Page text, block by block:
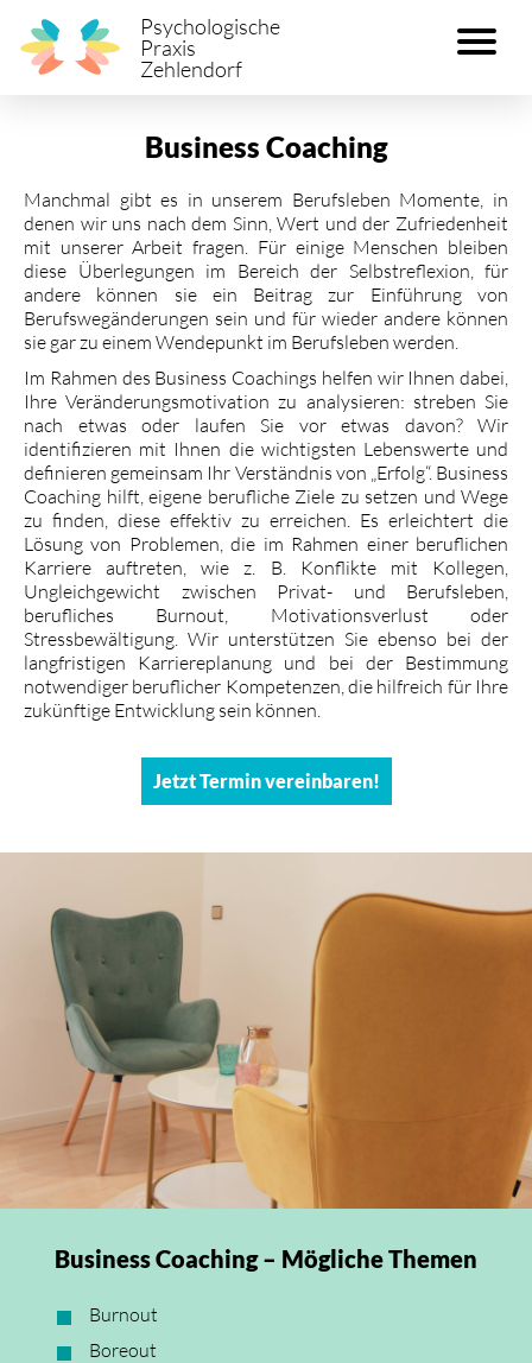
Psychologische
Praxis
Zehlendorf
Business Coaching
Manchmal gibt es in unserem Berufsleben Momente, in
denen wir uns nach dem Sinn, Wert und der Zufriedenheit
mit unserer Arbeit fragen. Für einige Menschen bleiben
diese Überlegungen im Bereich der Selbstreflexion, für
andere können sie ein Beitrag zur Einführung von
Berufswegänderungen sein und für wieder andere können
sie gar zu einem Wendepunkt im Berufsleben werden.
Im Rahmen des Business Coachings helfen wir Ihnen dabei,
Ihre Veränderungsmotivation zu analysieren: streben Sie
nach etwas oder laufen Sie vor etwas davon? Wir
identifizieren mit Ihnen die wichtigsten Lebenswerte und
definieren gemeinsam Ihr Verständnis von „Erfolg“. Business
Coaching hilft, eigene berufliche Ziele zu setzen und Wege
zu finden, diese effektiv zu erreichen. Es erleichtert die
Lösung von Problemen, die im Rahmen einer beruflichen
Karriere auftreten, wie z. B. Konflikte mit Kollegen,
Ungleichgewicht zwischen Privat- und Berufsleben,
berufliches Burnout, Motivationsverlust oder
Stressbewältigung. Wir unterstützen Sie ebenso bei der
langfristigen Karriereplanung und bei der Bestimmung
notwendiger beruflicher Kompetenzen, die hilfreich für Ihre
zukünftige Entwicklung sein können.
Jetzt Termin vereinbaren!
Business Coaching – Mögliche Themen
Burnout
Boreout